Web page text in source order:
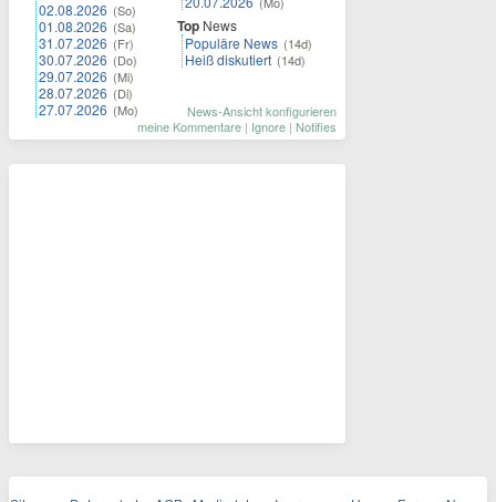
02.08.2026 (So)
01.08.2026 (Sa)
31.07.2026 (Fr)
30.07.2026 (Do)
29.07.2026 (Mi)
28.07.2026 (Di)
27.07.2026 (Mo)
Top News
Populäre News (14d)
Heiß diskutiert (14d)
News-Ansicht konfigurieren
meine Kommentare | Ignore | Notifies